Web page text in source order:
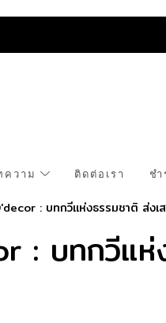
ความ ติดต่อเรา ช
: บทกวีแห่งธรรมชาติ ส่งเส
: บทกวีแห่